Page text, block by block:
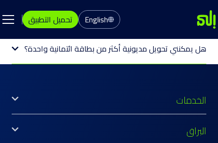
English
تحميل التطبيق
هل يمكنني تحويل مديونية أكثر من بطاقة ائتمانية واحدة؟
الخدمات
البراق